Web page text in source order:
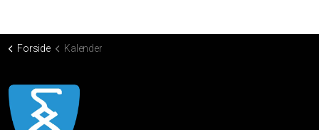
Forside Kalender